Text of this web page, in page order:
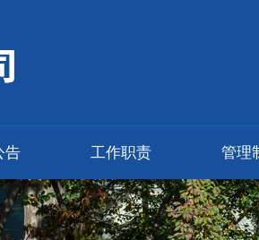
告 工作职责 管理